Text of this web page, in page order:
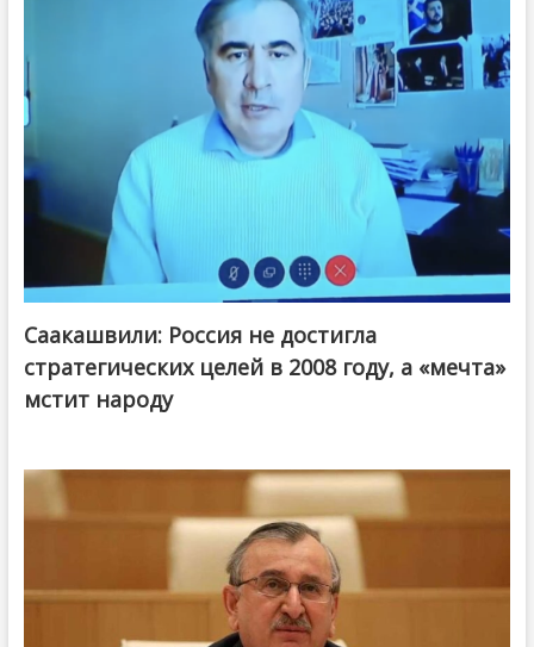
Саакашвили: Россия не достигла
стратегических целей в 2008 году, а «мечта»
мстит народу